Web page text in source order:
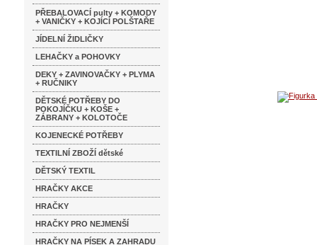
PŘEBALOVACÍ pulty + KOMODY
+ VANIČKY + KOJÍCÍ POLŠTAŘE
JÍDELNÍ ŽIDLIČKY
LEHAČKY a POHOVKY
DEKY + ZAVINOVAČKY + PLYMA
+ RUČNIKY
DĚTSKÉ POTŘEBY DO
POKOJÍČKU + KOŠE +
ZÁBRANY + KOLOTOČE
KOJENECKÉ POTŘEBY
TEXTILNÍ ZBOŽÍ dětské
DĚTSKÝ TEXTIL
HRAČKY AKCE
HRAČKY
HRAČKY PRO NEJMENŠÍ
HRAČKY NA PÍSEK A ZAHRADU